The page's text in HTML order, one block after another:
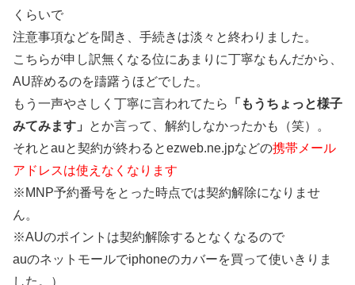
くらいで
注意事項などを聞き、手続きは淡々と終わりました。
こちらが申し訳無くなる位にあまりに丁寧なもんだから、
AU辞めるのを躊躇うほどでした。
もう一声やさしく丁寧に言われてたら
「もうちょっと様子
みてみます」
とか言って、解約しなかったかも（笑）。
それとauと契約が終わるとezweb.ne.jpなどの携帯メール
アドレスは使えなくなります
※MNP予約番号をとった時点では契約解除になりませ
ん。
※AUのポイントは契約解除するとなくなるので
auのネットモールでiphoneのカバーを買って使いきりま
した。）